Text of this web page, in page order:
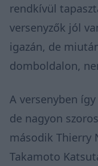
rendkívül
versenyzők jól
igazán, de
domboldalon,
A versenyben
de nagyon
második Thierry
Takamoto